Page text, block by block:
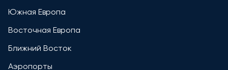
Южная Европа
Восточная Европа
Ближний Восток
Аэропорты